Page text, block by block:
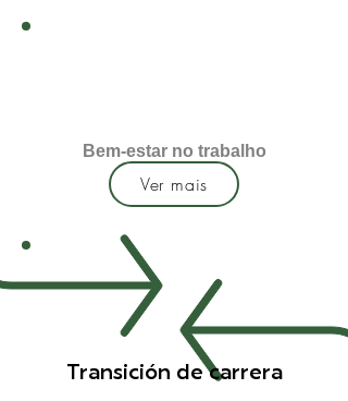
Bem-estar no trabalho
Ver mais
Transición de carrera